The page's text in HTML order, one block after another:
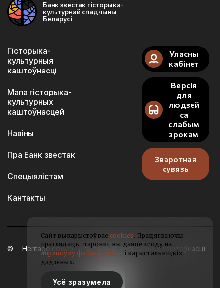
Банк звестак гісторыка-
культурнай спадчыны
Беларусі
Гісторыка-
культурныя
каштоўнасці
Мапа гісторыка-
культурных
каштоўнасцей
Навіны
Пра Банк звестак
Спецыялістам
Кантакты
Уласны
кабінет
Версія
для
людзей
са
слабым
зрокам
Зваротная
сувязь
Heritage.gov.by — гісторыка-культурныя каштоўнасці
Беларусі
Сайт выкарыстоўвае cookies. Працягваючы
праглядаць старонкі, вы даяце згоду на
апрацоўку файлаў cookie і карыстальніцкіх
дадзеных.
Усё зразумела